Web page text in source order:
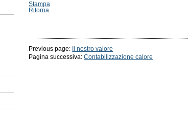
Stampa
Ritorna
Previous page:
Il nostro valore
Pagina successiva:Contabilizzazione calore